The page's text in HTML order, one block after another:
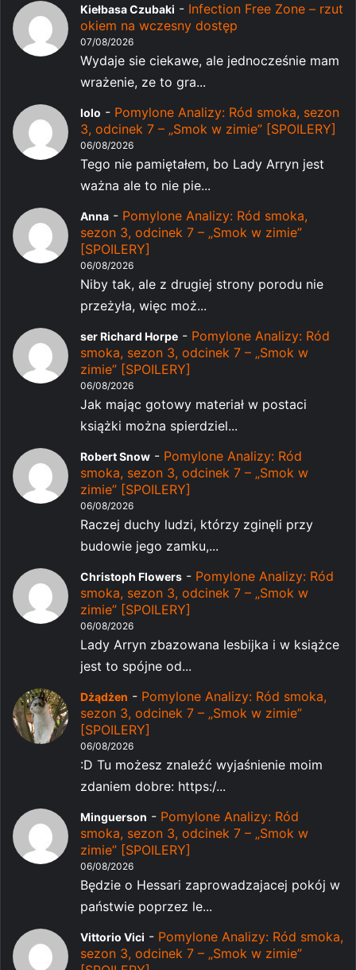
Kiełbasa Czubaki - Infection Free Zone – rzut
okiem na wczesny dostęp
07/08/2026
Wydaje sie ciekawe, ale jednocześnie mam
wrażenie, ze to gra...
lolo - Pomylone Analizy: Ród smoka, sezon
3, odcinek 7 – „Smok w zimie” [SPOILERY]
06/08/2026
Tego nie pamiętałem, bo Lady Arryn jest
ważna ale to nie pie...
Anna - Pomylone Analizy: Ród smoka,
sezon 3, odcinek 7 – „Smok w zimie”
[SPOILERY]
06/08/2026
Niby tak, ale z drugiej strony porodu nie
przeżyła, więc moż...
ser Richard Horpe - Pomylone Analizy: Ród
smoka, sezon 3, odcinek 7 – „Smok w
zimie” [SPOILERY]
06/08/2026
Jak mając gotowy materiał w postaci
książki można spierdziel...
Robert Snow - Pomylone Analizy: Ród
smoka, sezon 3, odcinek 7 – „Smok w
zimie” [SPOILERY]
06/08/2026
Raczej duchy ludzi, którzy zginęli przy
budowie jego zamku,...
Christoph Flowers - Pomylone Analizy: Ród
smoka, sezon 3, odcinek 7 – „Smok w
zimie” [SPOILERY]
06/08/2026
Lady Arryn zbazowana lesbijka i w książce
jest to spójne od...
Dżądżen - Pomylone Analizy: Ród smoka,
sezon 3, odcinek 7 – „Smok w zimie”
[SPOILERY]
06/08/2026
:D Tu możesz znaleźć wyjaśnienie moim
zdaniem dobre: https:/...
Minguerson - Pomylone Analizy: Ród
smoka, sezon 3, odcinek 7 – „Smok w
zimie” [SPOILERY]
06/08/2026
Będzie o Hessari zaprowadzajacej pokój w
państwie poprzez le...
Vittorio Vici - Pomylone Analizy: Ród smoka,
sezon 3, odcinek 7 – „Smok w zimie”